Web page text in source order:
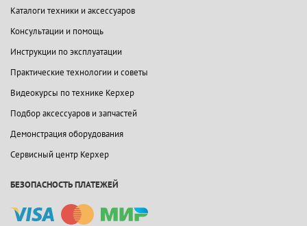
Каталоги техники и аксессуаров
Консультации и помощь
Инструкции по эксплуатации
Практические технологии и советы
Видеокурсы по технике Керхер
Подбор аксессуаров и запчастей
Демонстрация оборудования
Сервисный центр Керхер
БЕЗОПАСНОСТЬ ПЛАТЕЖЕЙ